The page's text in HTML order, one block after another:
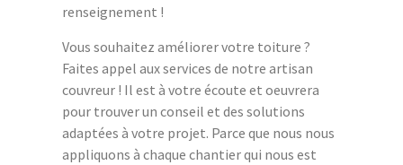
renseignement !
Vous souhaitez améliorer votre toiture ?
Faites appel aux services de notre artisan
couvreur ! Il est à votre écoute et oeuvrera
pour trouver un conseil et des solutions
adaptées à votre projet. Parce que nous nous
appliquons à chaque chantier qui nous est